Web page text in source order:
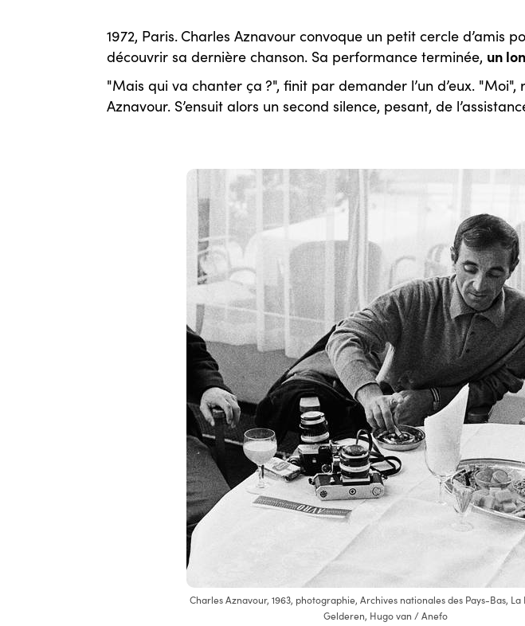
1972, Paris. Charles Aznavour convoque un petit cercle d’amis
découvrir sa dernière chanson. Sa performance terminée, un
"Mais qui va chanter ça ?", finit par demander l’un d’eux.
Aznavour. S’ensuit alors un second silence, pesant, de
Charles Aznavour, 1963, photographie, Archives nationales des Pays-Bas, La
Gelderen, Hugo van / Anefo